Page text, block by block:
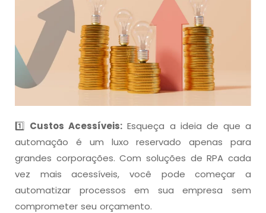
1️⃣ Custos Acessíveis: Esqueça a ideia de que a
automação é um luxo reservado apenas para
grandes corporações. Com soluções de RPA cada
vez mais acessíveis, você pode começar a
automatizar processos em sua empresa sem
comprometer seu orçamento.